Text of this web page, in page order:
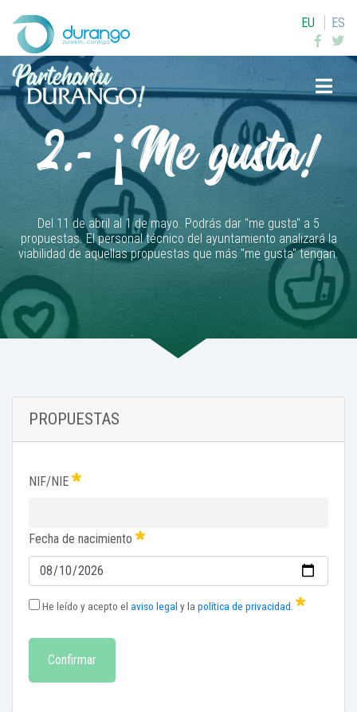
EU ES
2.- ¡Me gusta!
Del 11 de abril al 1 de mayo. Podrás dar "me gusta" a 5
propuestas. El personal técnico del ayuntamiento analizará la
viabilidad de aquellas propuestas que más "me gusta" tengan.
PROPUESTAS
NIF/NIE
Fecha de nacimiento
He leído y acepto el aviso legal y la política de privacidad
Confirmar